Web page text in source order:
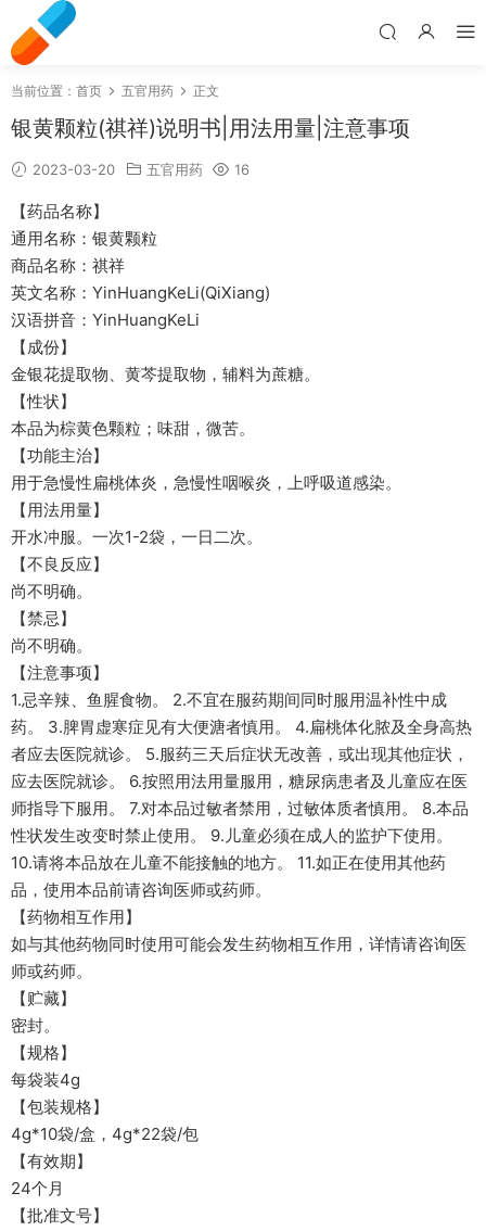
当前位置： 首页 五官用药 正文
银黄颗粒(祺祥)说明书|用法用量|注意事项
2023-03-20 五官用药 16
【药品名称】
通用名称：银黄颗粒
商品名称：祺祥
英文名称：YinHuangKeLi(QiXiang)
汉语拼音：YinHuangKeLi
【成份】
金银花提取物、黄芩提取物，辅料为蔗糖。
【性状】
本品为棕黄色颗粒；味甜，微苦。
【功能主治】
用于急慢性扁桃体炎，急慢性咽喉炎，上呼吸道感染。
【用法用量】
开水冲服。一次1-2袋，一日二次。
【不良反应】
尚不明确。
【禁忌】
尚不明确。
【注意事项】
1.忌辛辣、鱼腥食物。 2.不宜在服药期间同时服用温补性中成
药。 3.脾胃虚寒症见有大便溏者慎用。 4.扁桃体化脓及全身高热
者应去医院就诊。 5.服药三天后症状无改善，或出现其他症状，
应去医院就诊。 6.按照用法用量服用，糖尿病患者及儿童应在医
师指导下服用。 7.对本品过敏者禁用，过敏体质者慎用。 8.本品
性状发生改变时禁止使用。 9.儿童必须在成人的监护下使用。
10.请将本品放在儿童不能接触的地方。 11.如正在使用其他药
品，使用本品前请咨询医师或药师。
【药物相互作用】
如与其他药物同时使用可能会发生药物相互作用，详情请咨询医
师或药师。
【贮藏】
密封。
【规格】
每袋装4g
【包装规格】
4g*10袋/盒，4g*22袋/包
【有效期】
24个月
【批准文号】